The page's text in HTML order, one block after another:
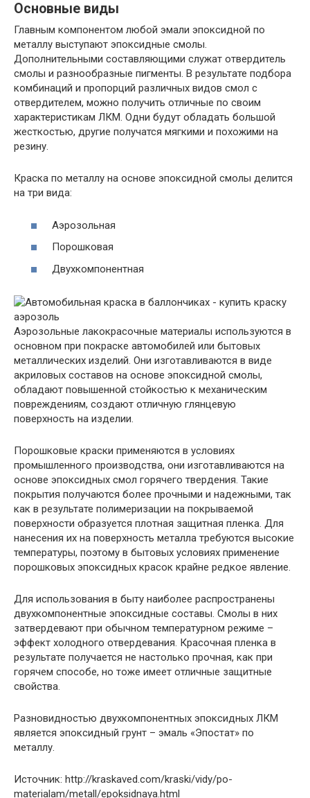
Основные виды
Главным компонентом любой эмали эпоксидной по
металлу выступают эпоксидные смолы.
Дополнительными составляющими служат отвердитель
смолы и разнообразные пигменты. В результате подбора
комбинаций и пропорций различных видов смол с
отвердителем, можно получить отличные по своим
характеристикам ЛКМ. Одни будут обладать большой
жесткостью, другие получатся мягкими и похожими на
резину.
Краска по металлу на основе эпоксидной смолы делится
на три вида:
Аэрозольная
Порошковая
Двухкомпонентная
Аэрозольные лакокрасочные материалы используются в
основном при покраске автомобилей или бытовых
металлических изделий. Они изготавливаются в виде
акриловых составов на основе эпоксидной смолы,
обладают повышенной стойкостью к механическим
повреждениям, создают отличную глянцевую
поверхность на изделии.
Порошковые краски применяются в условиях
промышленного производства, они изготавливаются на
основе эпоксидных смол горячего твердения. Такие
покрытия получаются более прочными и надежными, так
как в результате полимеризации на покрываемой
поверхности образуется плотная защитная пленка. Для
нанесения их на поверхность металла требуются высокие
температуры, поэтому в бытовых условиях применение
порошковых эпоксидных красок крайне редкое явление.
Для использования в быту наиболее распространены
двухкомпонентные эпоксидные составы. Смолы в них
затвердевают при обычном температурном режиме –
эффект холодного отвердевания. Красочная пленка в
результате получается не настолько прочная, как при
горячем способе, но тоже имеет отличные защитные
свойства.
Разновидностью двухкомпонентных эпоксидных ЛКМ
является эпоксидный грунт – эмаль «Эпостат» по
металлу.
Источник: http://kraskaved.com/kraski/vidy/po-
materialam/metall/epoksidnaya.html